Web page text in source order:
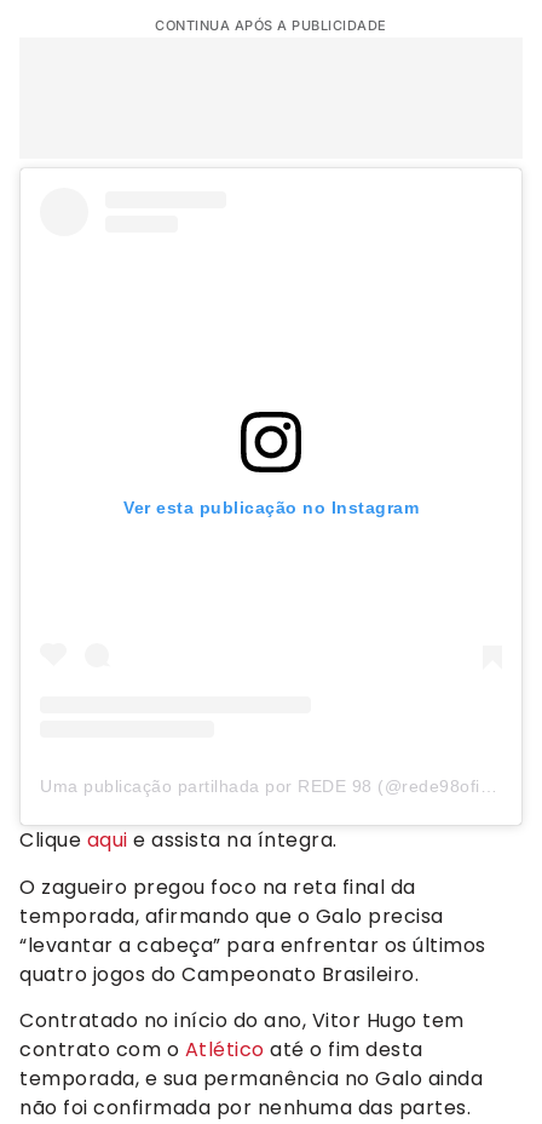
CONTINUA APÓS A PUBLICIDADE
Ver esta publicação no Instagram
Uma publicação partilhada por REDE 98 (@rede98oficial)
Clique aqui e assista na íntegra.
O zagueiro pregou foco na reta final da
temporada, afirmando que o Galo precisa
“levantar a cabeça” para enfrentar os últimos
quatro jogos do Campeonato Brasileiro.
Contratado no início do ano, Vitor Hugo tem
contrato com o Atlético até o fim desta
temporada, e sua permanência no Galo ainda
não foi confirmada por nenhuma das partes.